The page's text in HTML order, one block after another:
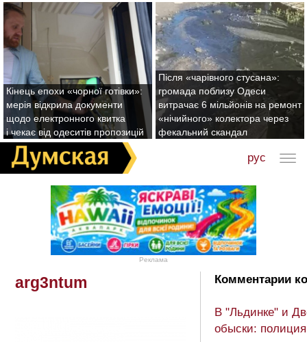
Кінець епохи «чорної готівки»:
мерія відкрила документи
щодо електронного квитка
і чекає від одеситів пропозицій
Після «чарівного стусана»:
громада поблизу Одеси
витрачає 6 мільйонів на ремонт
«нічийного» колектора через
фекальний скандал
рус
Реклама
arg3ntum Комментарии
В "Льдинке" и
обыски: